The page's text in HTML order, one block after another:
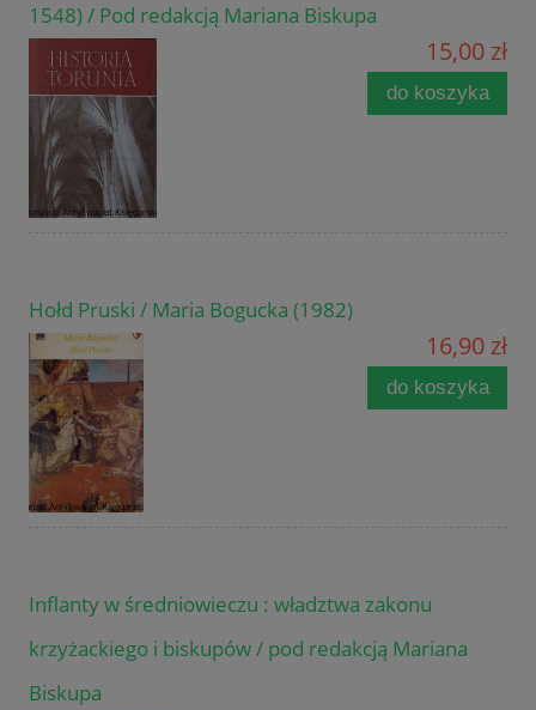
1548) / Pod redakcją Mariana Biskupa
15,00 zł
do koszyka
Hołd Pruski / Maria Bogucka (1982)
16,90 zł
do koszyka
Inflanty w średniowieczu : władztwa zakonu
krzyżackiego i biskupów / pod redakcją Mariana
Biskupa